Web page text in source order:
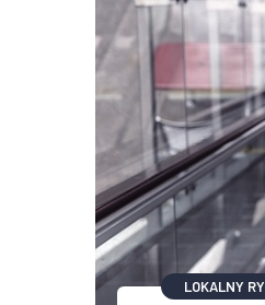
LOKALNY